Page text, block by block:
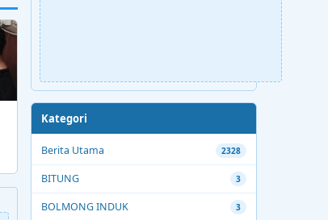
Kategori
Berita Utama 2328
BITUNG 3
BOLMONG INDUK 3